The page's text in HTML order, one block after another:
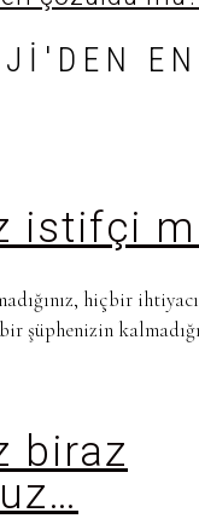
EN
istifçi
hiçbir
şüphenizin
biraz